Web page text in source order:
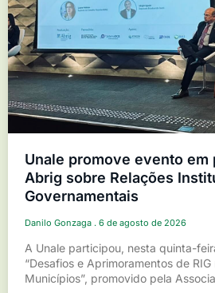
Unale promove evento em
Abrig sobre Relações
Governamentais
Danilo Gonzaga 6 de agosto de 2026
A Unale participou, nesta quinta-
“Desafios e Aprimoramentos de
Municípios”, promovido pela